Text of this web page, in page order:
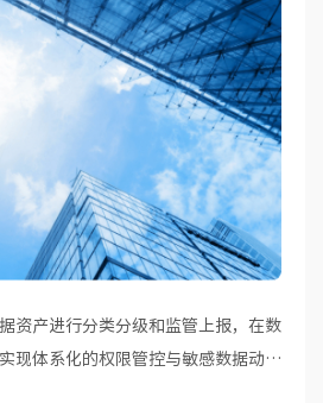
资产进行分类分级和监管上报，在数
现体系化的权限管控与敏感数据动态